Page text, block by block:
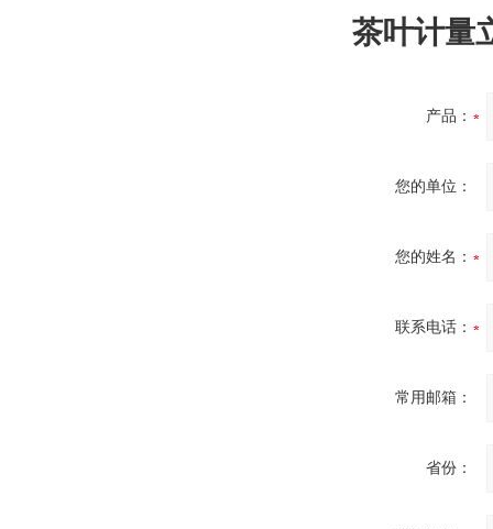
茶叶计量
产品：
您的单位：
您的姓名：
联系电话：
常用邮箱：
省份：